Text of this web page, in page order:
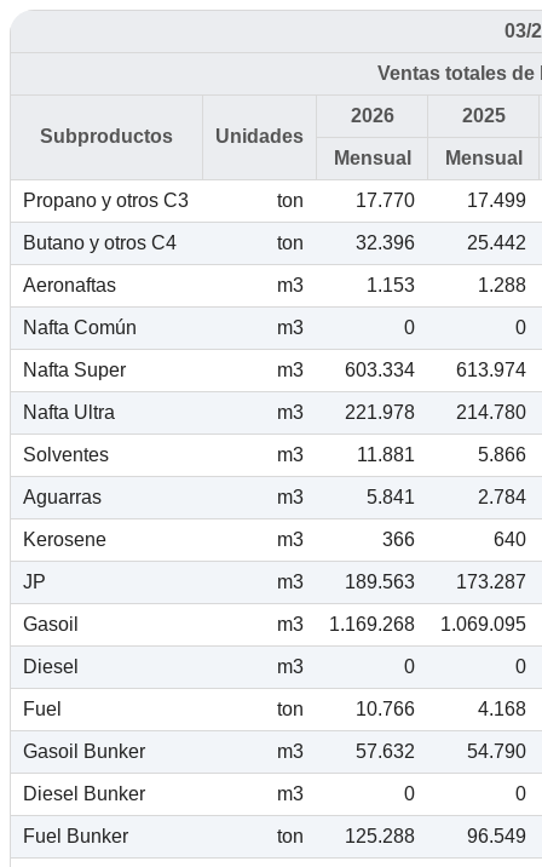
03/
Ventas totales
Subproductos Unidades
2026 2025
Mensual Mensual
Propano y otros C3 ton 17.770 17.499
Butano y otros C4 ton 32.396 25.442
Aeronaftas m3 1.153 1.288
Nafta Común m3 0 0
Nafta Super m3 603.334 613.974
Nafta Ultra m3 221.978 214.780
Solventes m3 11.881 5.866
Aguarras m3 5.841 2.784
Kerosene m3 366 640
JP m3 189.563 173.287
Gasoil m3 1.169.268 1.069.095
Diesel m3 0 0
Fuel ton 10.766 4.168
Gasoil Bunker m3 57.632 54.790
Diesel Bunker m3 0 0
Fuel Bunker ton 125.288 96.549